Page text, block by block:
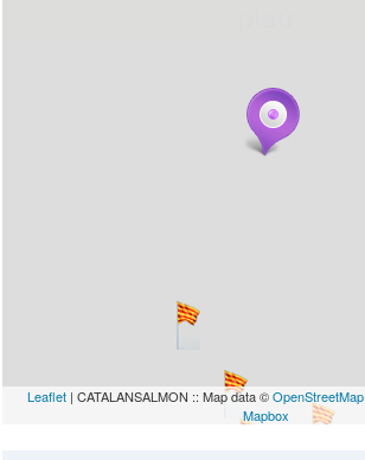
Leaflet | CATALANSALMON :: Map data ©OpenStreetMap
Mapbox